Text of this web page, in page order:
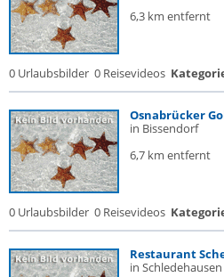
6,3 km entfernt
0 Urlaubsbilder 0 Reisevideos
Osnabrücker
in Bissendorf
6,7 km entfernt
0 Urlaubsbilder 0 Reisevideos
Restaurant
in Schledehausen